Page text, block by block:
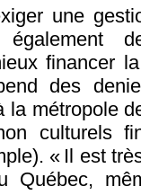
une
également
financer
des
la métropole
culturels
« Il est
Québec,